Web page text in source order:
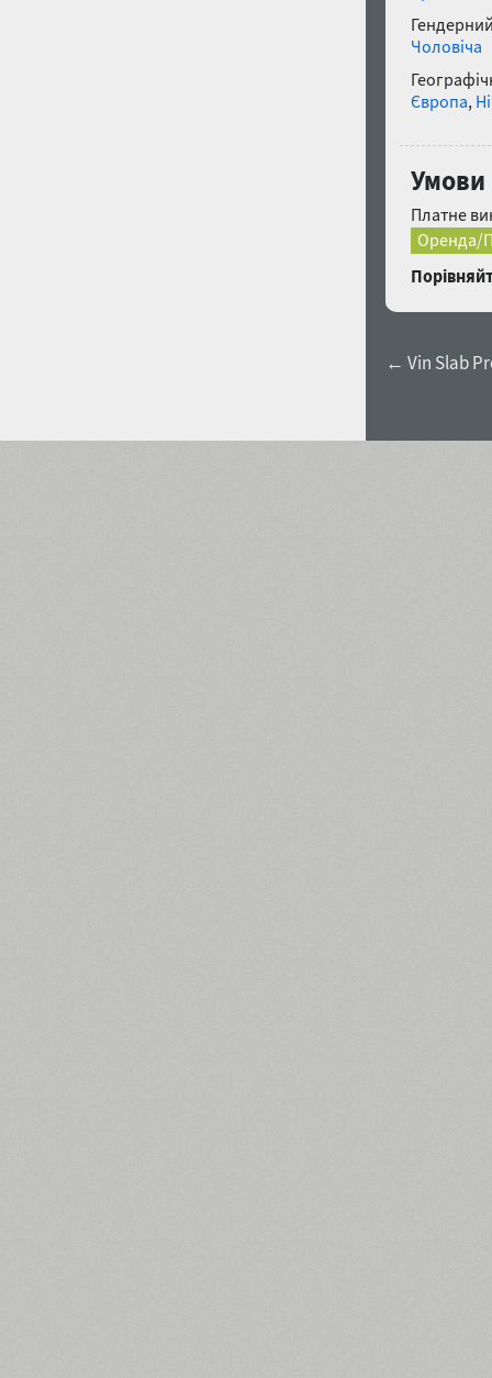
Чоловіча
Європа,
Умови
Платне
Оренда/
← Vin Slab